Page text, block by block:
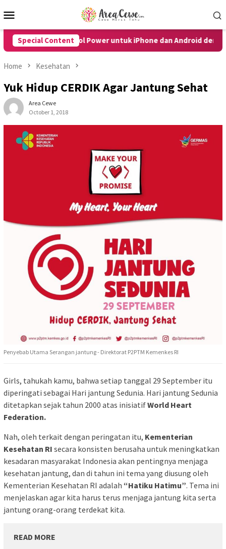
to
Menu
Special Content
Power untuk iPhone dan Android dengan Mudah 10
Home Kesehatan
Yuk Hidup CERDIK Agar Jantung Sehat
Area Cewe
October 1, 2018
Penyebab Utama Serangan jantung - Direktorat P2PTM Kemenkes RI
Girls, tahukah kamu, bahwa setiap tanggal 29 September itu
diperingati sebagai Hari jantung Sedunia. Hari jantung Sedunia
ditetapkan sejak tahun 2000 atas inisiatifWorld Heart
Federation.
Nah, oleh terkait dengan peringatan itu, Kementerian
Kesehatan RI secara konsisten berusaha untuk meningkatkan
kesadaran masyarakat Indonesia akan pentingnya menjaga
kesehatan jantung, dan di tahun ini tema yang diusung oleh
Kementerian Kesehatan RI adalah “Hatiku Hatimu”. Tema ini
menjelaskan agar kita harus terus menjaga jantung kita serta
jantung orang-orang terdekat kita.
READ MORE